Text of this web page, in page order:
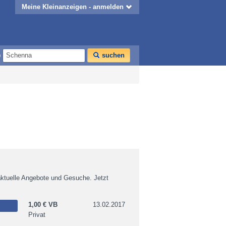
Meine Kleinanzeigen - anmelden
suchen
Angebote und Gesuche. Jetzt
1,00 € VB
Privat
13.02.2017